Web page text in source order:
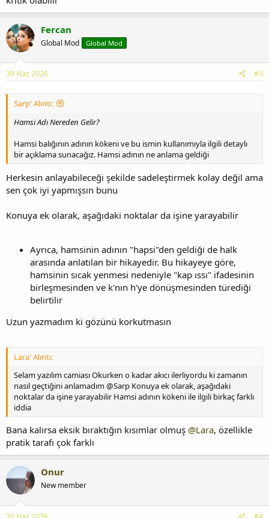
Fercan
Global Mod Global Mod
30 Haz 2026 #3
Sarp' Alıntı:
Hamsi Adı Nereden Gelir?
Hamsi balığının adının kökeni ve bu ismin kullanımıyla ilgili detaylı
bir açıklama sunacağız. Hamsi adının ne anlama geldiği
Herkesin anlayabileceği şekilde sadeleştirmek kolay değil ama
sen çok iyi yapmışsın bunu
Konuya ek olarak, aşağıdaki noktalar da işine yarayabilir
Ayrıca, hamsinin adının "hapsi"den geldiği de halk
arasında anlatılan bir hikayedir. Bu hikayeye göre,
hamsinin sıcak yenmesi nedeniyle "kap ıssı" ifadesinin
birleşmesinden ve k'nın h'ye dönüşmesinden türediği
belirtilir
Uzun yazmadım ki gözünü korkutmasın
Lara' Alıntı:
Selam yazılım camiası Okurken o kadar akıcı ilerliyordu ki zamanın
nasıl geçtiğini anlamadım @Sarp Konuya ek olarak, aşağıdaki
noktalar da işine yarayabilir Hamsi adının kökeni ile ilgili birkaç farklı
iddia
Bana kalırsa eksik bıraktığın kısımlar olmuş @Lara, özellikle
pratik tarafı çok farklı
Onur
New member